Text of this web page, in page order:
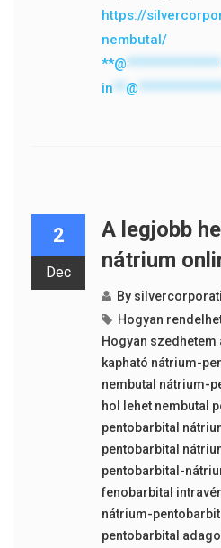
https://
nembutal/
**@ ***************
in ** @
2
Dec
A legjobb
nátrium
By
Hogyan
Hogyan szedhetem
kapható nátrium-
nembutal nátrium-
hol lehet nembutal
pentobarbital
pentobarbital
pentobarbital-
fenobarbital
nátrium-
pentobarbital